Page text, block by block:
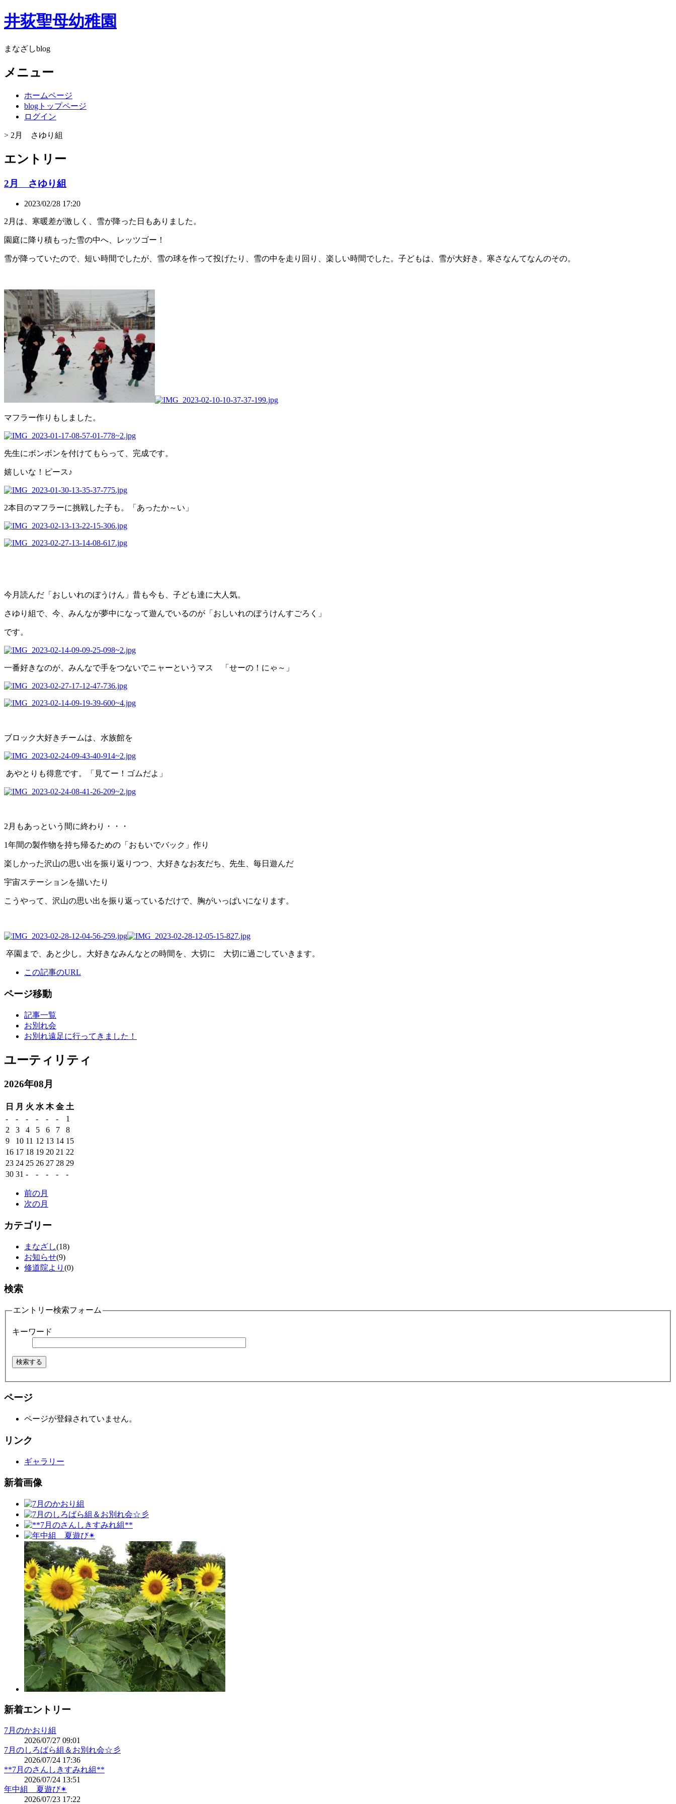
井荻聖母幼稚園
まなざしblog
メニュー
ホームページ
blogトップページ
ログイン
> 2月 さゆり組
エントリー
2月 さゆり組
2023/02/28 17:20
2月は、寒暖差が激しく、雪が降った日もありました。
園庭に降り積もった雪の中へ、レッツゴー！
雪が降っていたので、短い時間でしたが、雪の球を作って投げたり、雪の中を走り回り、楽しい時間でした。子どもは、雪が大好き。寒さなんてなんのその。
マフラー作りもしました。
先生にボンボンを付けてもらって、完成です。
嬉しいな！ピース♪
2本目のマフラーに挑戦した子も。「あったか～い」
今月読んだ「おしいれのぼうけん」昔も今も、子ども達に大人気。
さゆり組で、今、みんなが夢中になって遊んでいるのが「おしいれのぼうけんすごろく」
です。
一番好きなのが、みんなで手をつないでニャーというマス 「せーの！にゃ～」
ブロック大好きチームは、水族館を
あやとりも得意です。「見てー！ゴムだよ」
2月もあっという間に終わり・・・
1年間の製作物を持ち帰るための「おもいでバック」作り
楽しかった沢山の思い出を振り返りつつ、大好きなお友だち、先生、毎日遊んだ
宇宙ステーションを描いたり
こうやって、沢山の思い出を振り返っているだけで、胸がいっぱいになります。
卒園まで、あと少し。大好きなみんなとの時間を、大切に 大切に過ごしていきます。
この記事のURL
ページ移動
記事一覧
お別れ会
お別れ遠足に行ってきました！
ユーティリティ
2026年08月
日 月 火 水 木 金 土
-
- - - - -
1
2
3 4 5 6 7
8
9
10 11 12 13 14 15
16 17 18 19 20 21 22
23 24 25 26 27 28 29
30 31 - - - - -
前の月
次の月
カテゴリー
まなざし(18)
お知らせ(9)
修道院より (0)
検索
エントリー検索フォーム
キーワード
ページ
ページが登録されていません。
リンク
ギャラリー
新着画像
新着エントリー
7月のかおり組
2026/07/27 09:01
7月のしろばら組＆お別れ会☆彡
2026/07/24 17:36
**7月のさんしきすみれ組**
2026/07/24 13:51
年中組 夏遊び✴
2026/07/23 17:22